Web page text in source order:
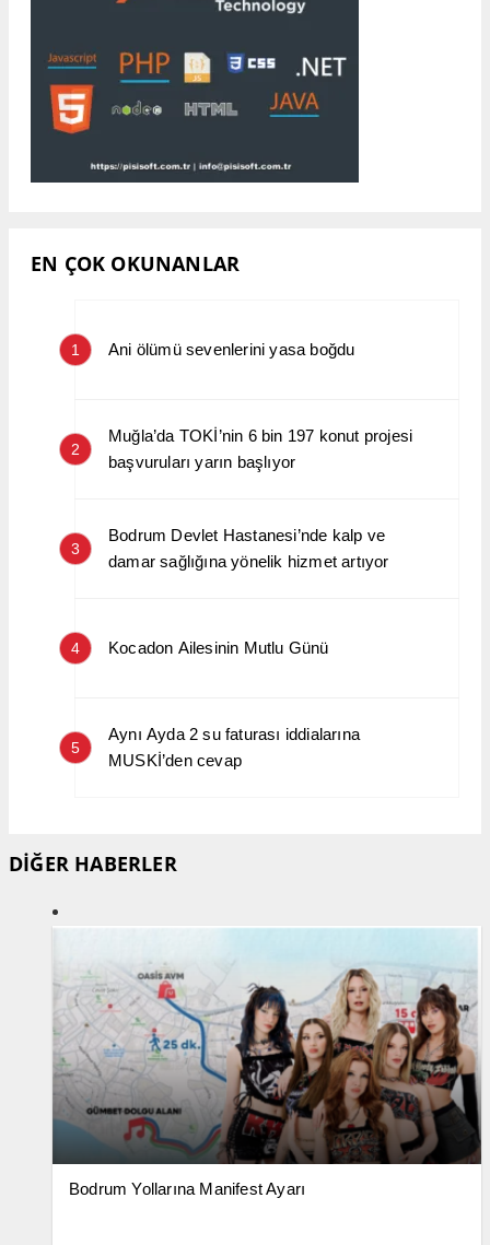
EN ÇOK OKUNANLAR
1 Ani ölümü sevenlerini yasa boğdu
2
Muğla’da TOKİ’nin 6 bin 197 konut projesi
başvuruları yarın başlıyor
3
Bodrum Devlet Hastanesi’nde kalp ve
damar sağlığına yönelik hizmet artıyor
4 Kocadon Ailesinin Mutlu Günü
5
Aynı Ayda 2 su faturası iddialarına
MUSKİ’den cevap
DİĞER HABERLER
Bodrum Yollarına Manifest Ayarı